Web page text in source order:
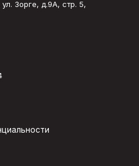
Зорге, д.9А, стр. 5,